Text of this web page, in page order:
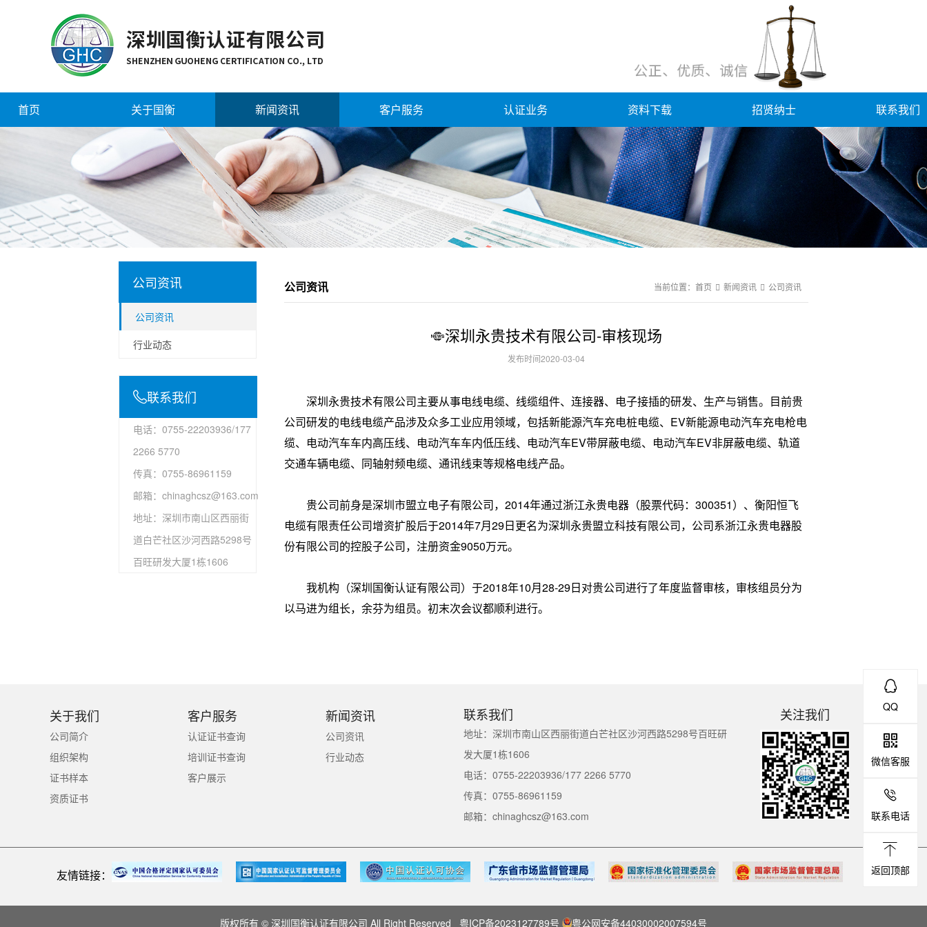
首页 关于国衡 新闻资讯 客户服务 认证业务 资料下载 招贤纳士 联系我们
当前位置： 首页 新闻资讯 公司资讯
公司资讯
深圳永贵技术有限公司-审核现场
发布时间2020-03-04
深圳永贵技术有限公司主要从事电线电缆、线缆组件、连接器、电子接插的研发、生产与销售。目前贵
公司研发的电线电缆产品涉及众多工业应用领域，包括新能源汽车充电桩电缆、EV新能源电动汽车充电枪电
缆、电动汽车车内高压线、电动汽车车内低压线、电动汽车EV带屏蔽电缆、电动汽车EV非屏蔽电缆、轨道
交通车辆电缆、同轴射频电缆、通讯线束等规格电线产品。
贵公司前身是深圳市盟立电子有限公司，2014年通过浙江永贵电器（股票代码：300351）、衡阳恒飞
电缆有限责任公司增资扩股后于2014年7月29日更名为深圳永贵盟立科技有限公司，公司系浙江永贵电器股
份有限公司的控股子公司，注册资金9050万元。
我机构（深圳国衡认证有限公司）于2018年10月28-29日对贵公司进行了年度监督审核，审核组员分为
以马进为组长，余芬为组员。初末次会议都顺利进行。
公司资讯
公司资讯
行业动态
联系我们
电话：0755-22203936/177
2266 5770
传真：0755-86961159
邮箱：chinaghcsz@163.com
地址：深圳市南山区西丽街
道白芒社区沙河西路5298号
百旺研发大厦1栋1606
关于我们
公司简介
组织架构
证书样本
资质证书
客户服务
认证证书查询
培训证书查询
客户展示
新闻资讯
公司资讯
行业动态
联系我们
地址：深圳市南山区西丽街道白芒社区沙河西路5298号百旺研
发大厦1栋1606
电话：0755-22203936/177 2266 5770
传真：0755-86961159
邮箱：chinaghcsz@163.com
关注我们
友情链接：
版权所有 © 深圳国衡认证有限公司 All Right Reserved 粤ICP备2023127789号 粤公网安备44030002007594号
QQ
微信客服
联系电话
返回顶部